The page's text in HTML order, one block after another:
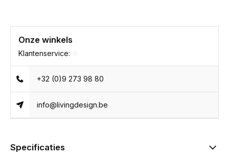
Onze winkels
Klantenservice:
+32 (0)9 273 98 80
info@livingdesign.be
Specificaties